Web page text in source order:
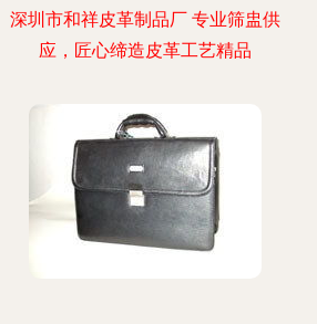
深圳市和祥皮革制品厂 专业筛盅供
应，匠心缔造皮革工艺精品